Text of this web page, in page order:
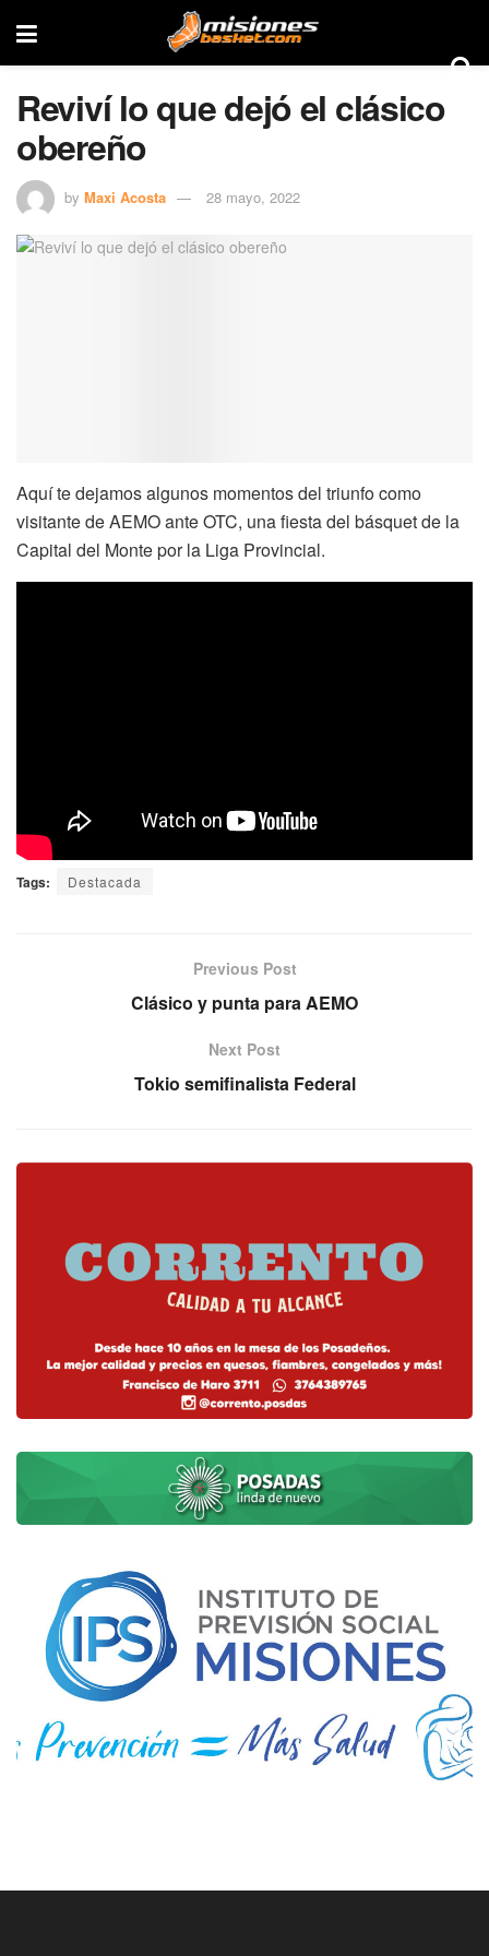
Reviví lo que dejó el clásico
obereño
by Maxi Acosta 28 mayo, 2022
Aquí te dejamos algunos momentos del triunfo como
visitante de AEMO ante OTC, una fiesta del básquet de la
Capital del Monte por la Liga Provincial.
Tags: Destacada
Previous Post
Clásico y punta para AEMO
Next Post
Tokio semifinalista Federal